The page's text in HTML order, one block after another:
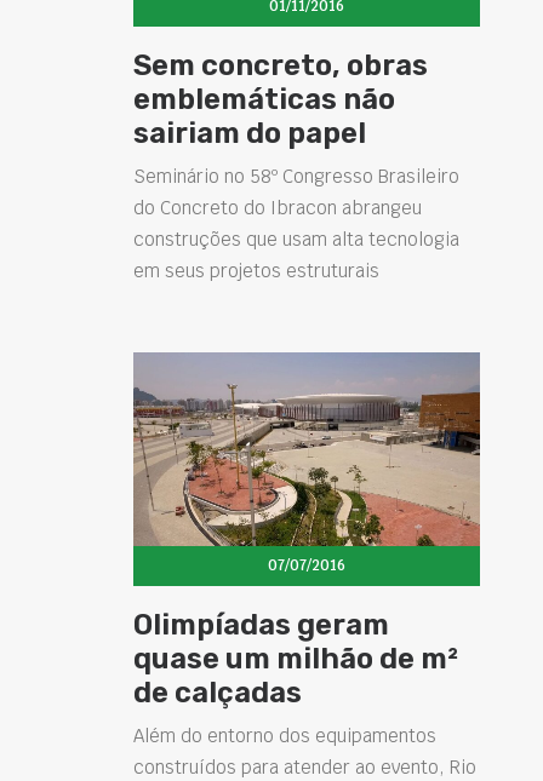
01/11/2016
Sem concreto, obras
emblemáticas não
sairiam do papel
Seminário no 58º Congresso Brasileiro
do Concreto do Ibracon abrangeu
construções que usam alta tecnologia
em seus projetos estruturais
07/07/2016
Olimpíadas geram
quase um milhão de m²
de calçadas
Além do entorno dos equipamentos
construídos para atender ao evento, Rio